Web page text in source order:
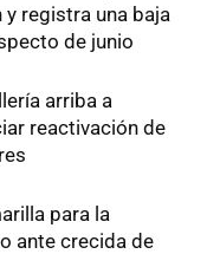
registra una baja
de junio
arriba a
reactivación de
para la
ante crecida de